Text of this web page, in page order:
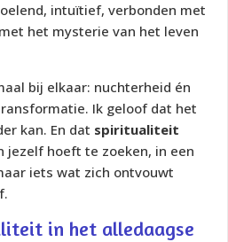
intuïtief, verbonden met
het mysterie van het leven
bij elkaar: nuchterheid én
Ik geloof dat het
kan. En dat spiritualiteit
jezelf hoeft te zoeken, in een
iets wat zich ontvouwt
.
in het alledaagse